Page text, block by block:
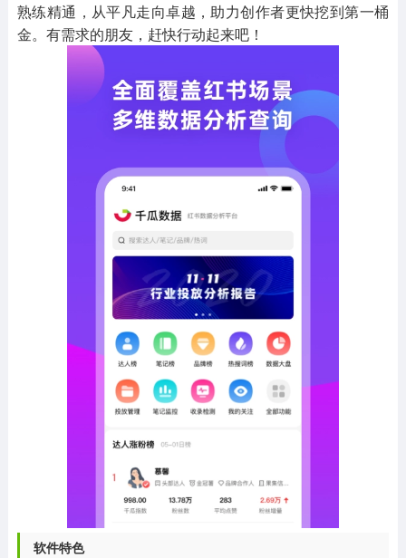
熟练精通，从平凡走向卓越，助力创作者更快挖到第一桶
金。有需求的朋友，赶快行动起来吧！
软件特色